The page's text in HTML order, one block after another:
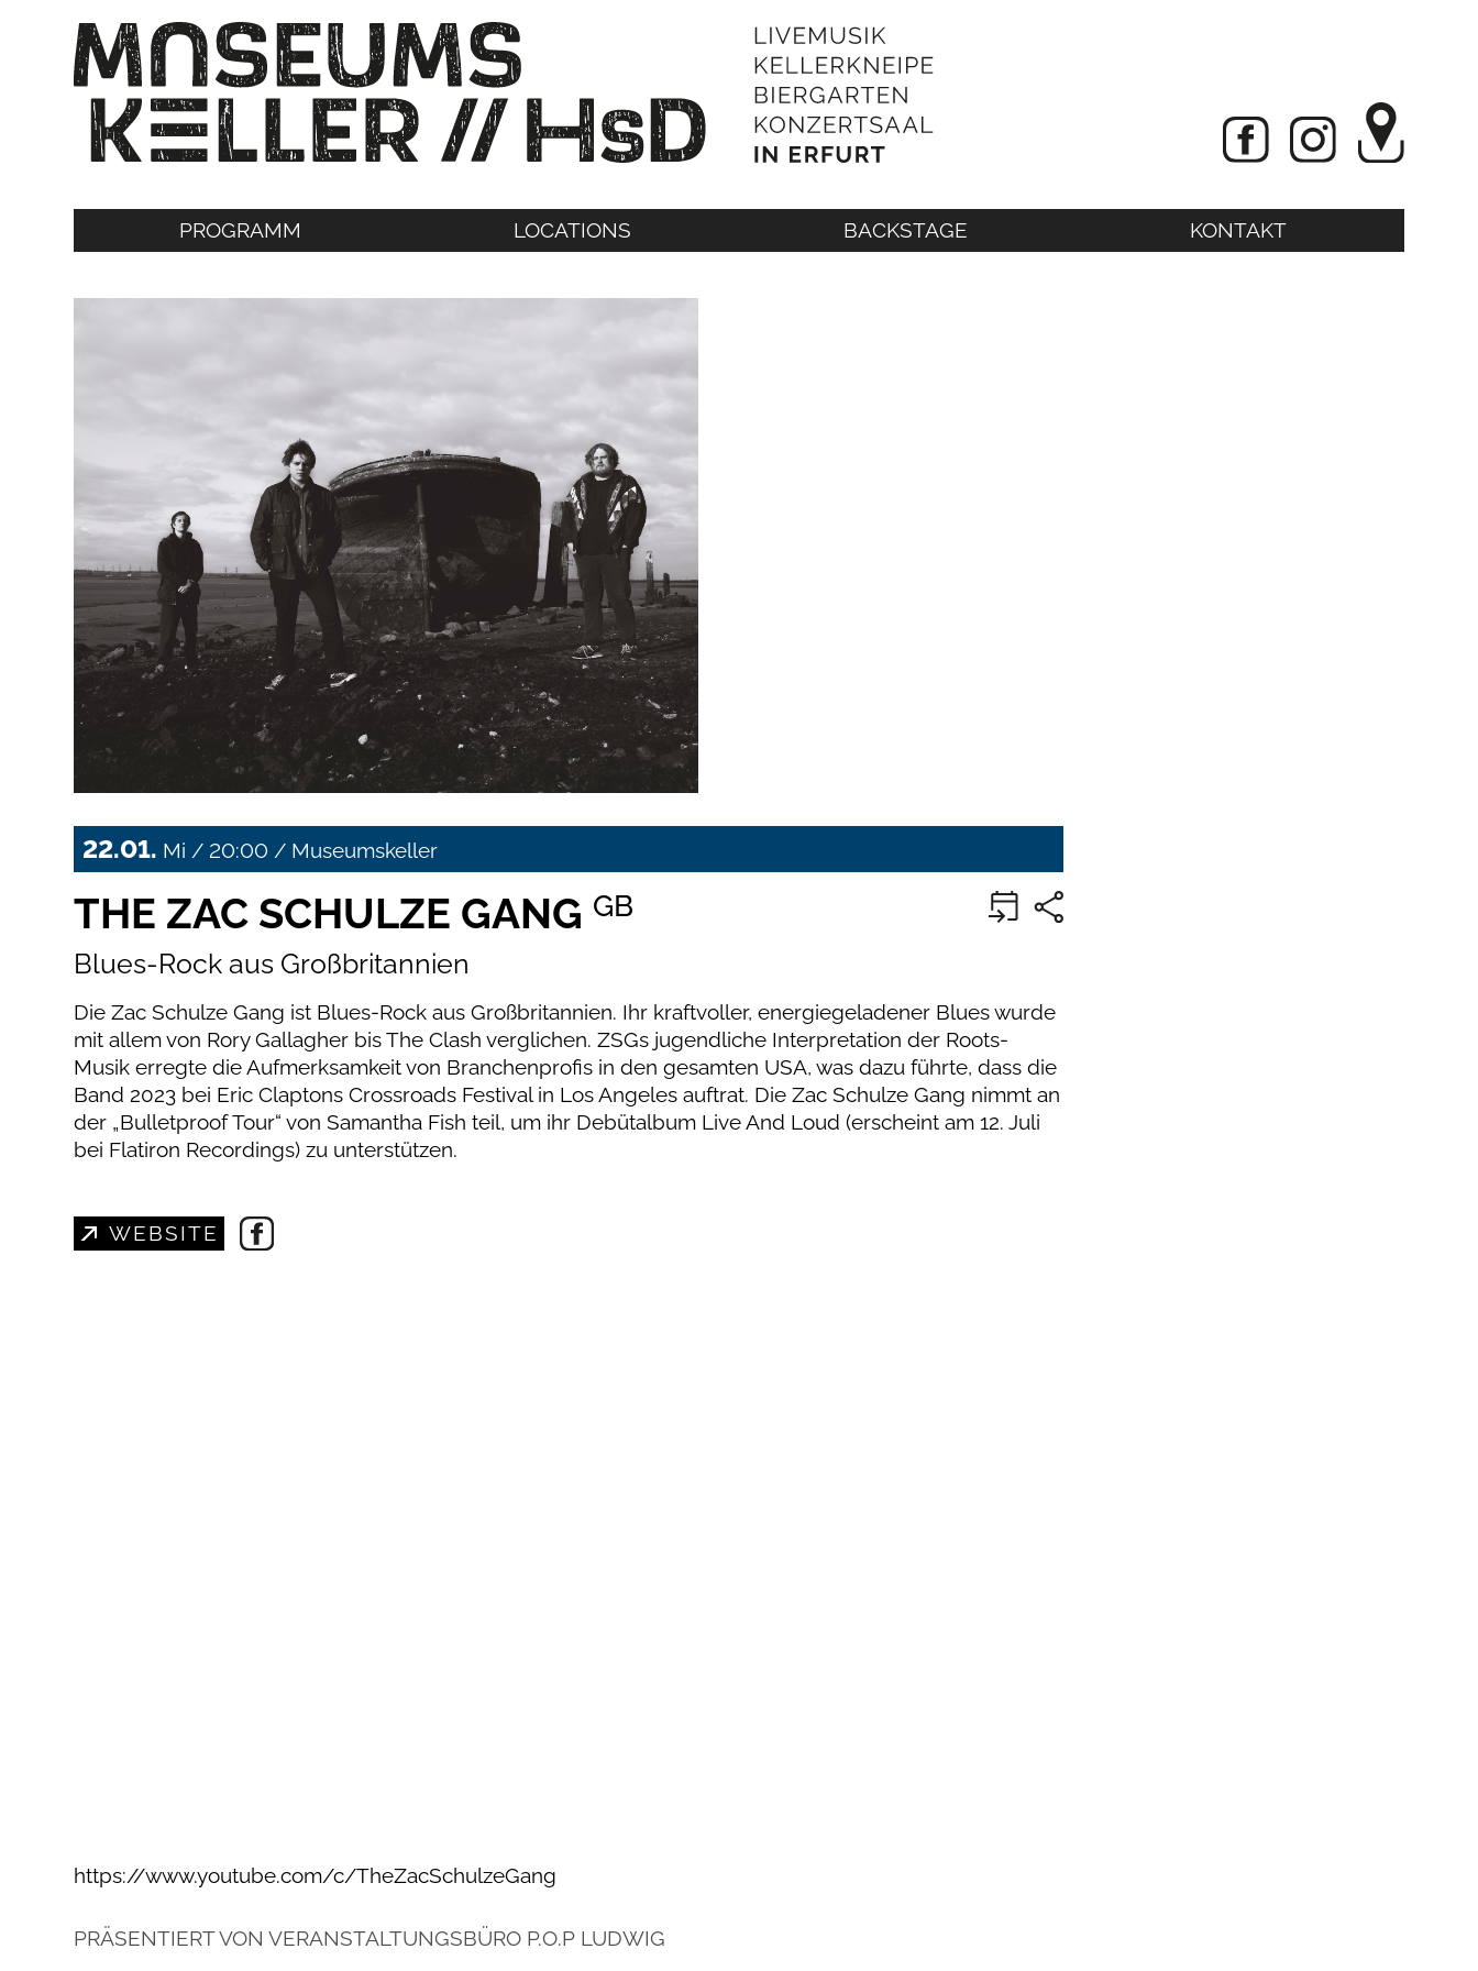
PROGRAMM LOCATIONS BACKSTAGE KONTAKT
22.01. Mi / 20:00 / Museumskeller
THE ZAC SCHULZE GANG GB
Blues-Rock aus Großbritannien
Die Zac Schulze Gang ist Blues-Rock aus Großbritannien. Ihr kraftvoller, energiegeladener Blues wurde
mit allem von Rory Gallagher bis The Clash verglichen. ZSGs jugendliche Interpretation der Roots-
Musik erregte die Aufmerksamkeit von Branchenprofis in den gesamten USA, was dazu führte, dass die
Band 2023 bei Eric Claptons Crossroads Festival in Los Angeles auftrat. Die Zac Schulze Gang nimmt an
der „Bulletproof Tour“ von Samantha Fish teil, um ihr Debütalbum Live And Loud (erscheint am 12. Juli
bei Flatiron Recordings) zu unterstützen.
WEBSITE
https://www.youtube.com/c/TheZacSchulzeGang
PRÄSENTIERT VON VERANSTALTUNGSBÜRO P.O.P LUDWIG